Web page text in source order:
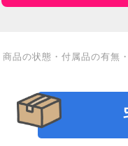
品の状態・付属品の有無